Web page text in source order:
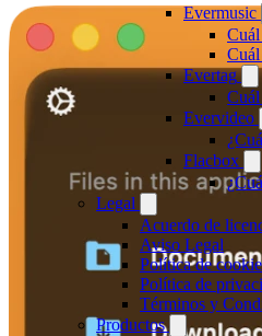
Evermusic
Evertag
Evervideo
Flacbox
Legal
Acuerdo de
Aviso Legal
Política de
Política de
Términos y
Productos